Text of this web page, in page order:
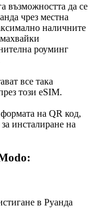
възможността да се
чрез местна
наличните
роуминг
все така
този eSIM.
на QR код,
инсталиране на
в Руанда